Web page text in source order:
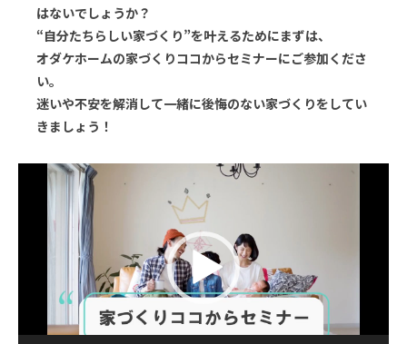
はないでしょうか？
“自分たちらしい家づくり”を叶えるためにまずは、
オダケホームの家づくりココからセミナーにご参加くださ
い。
迷いや不安を解消して一緒に後悔のない家づくりをしてい
きましょう！
動
プ
レ
ー
ヤ
ー